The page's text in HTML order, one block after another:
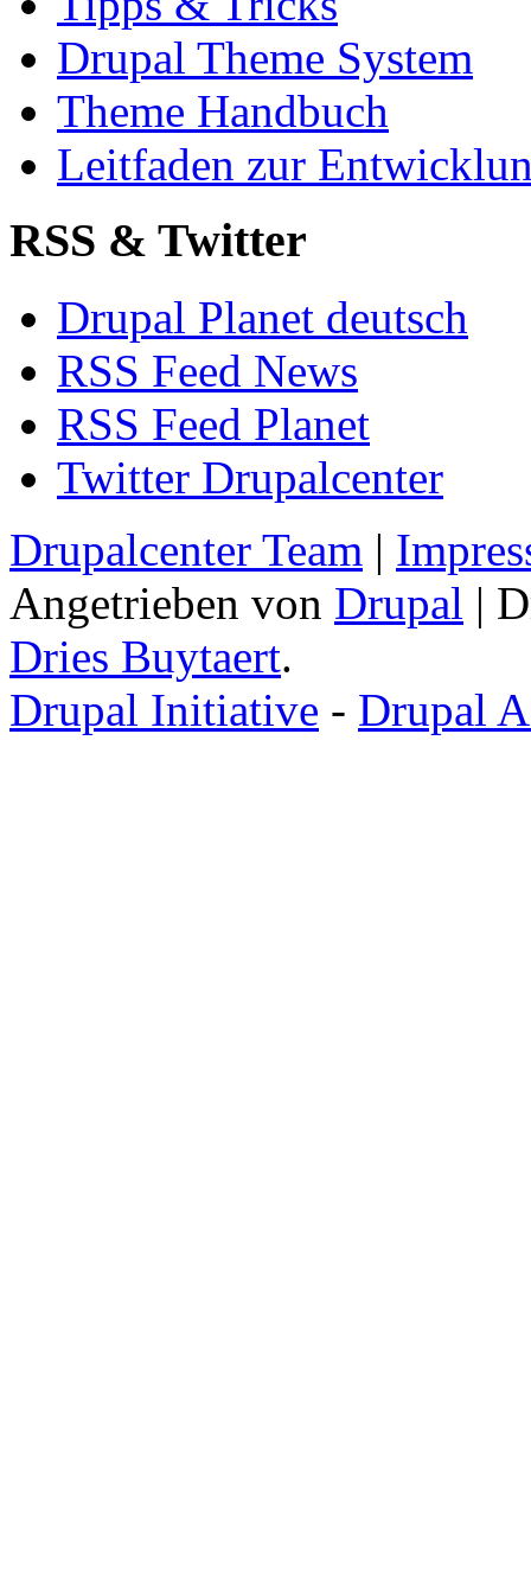
Drupal Theme System
Theme Handbuch
Leitfaden zur
RSS & Twitter
Drupal Planet deutsch
RSS Feed News
RSS Feed Planet
Twitter Drupalcenter
Drupalcenter Team |
Angetrieben von Drupal |
Dries Buytaert.
Drupal Initiative - Drupal